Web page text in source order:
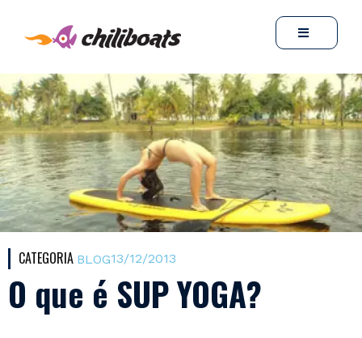
CATEGORIA BLOG13/12/2013
O que é SUP YOGA?